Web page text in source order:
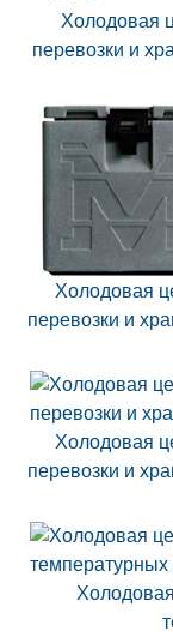
Холодовая
перевозки и
Холодовая
перевозки и
Холодовая
перевозки и